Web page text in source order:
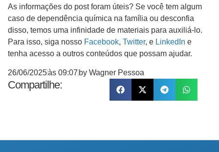
As informações do post foram úteis? Se você tem algum
caso de dependência química na família ou desconfia
disso, temos uma infinidade de materiais para auxiliá-lo.
Para isso, siga nosso Facebook, Twitter, e LinkedIn e
tenha acesso a outros conteúdos que possam ajudar.
26/06/2025às 09:07 by Wagner Pessoa
Compartilhe: